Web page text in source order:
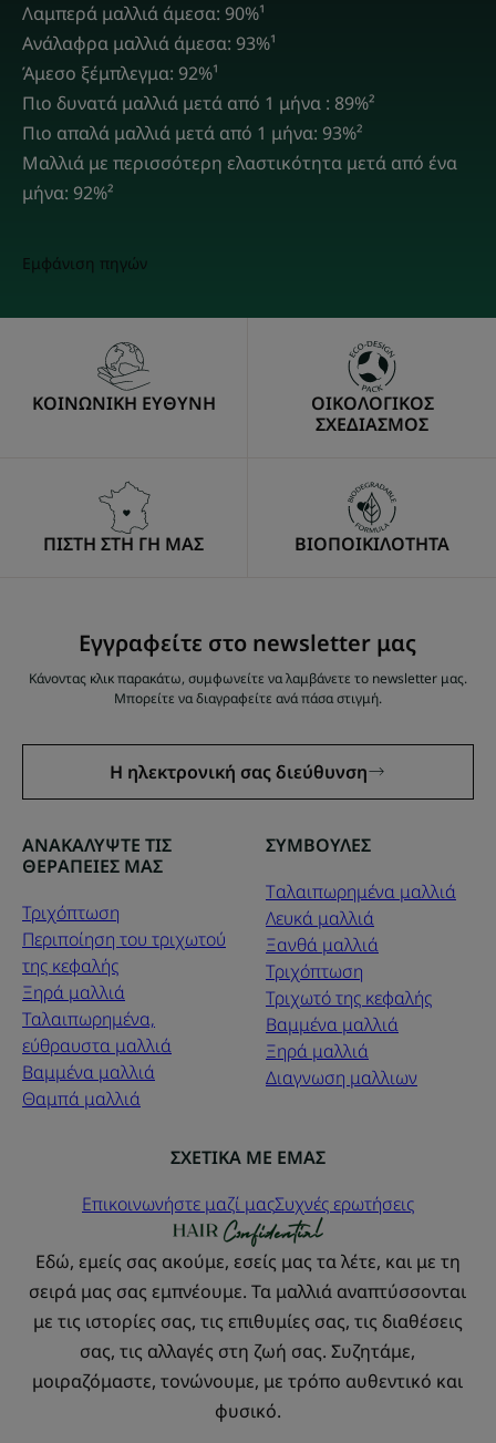
Λαμπερά μαλλιά άμεσα: 90%¹
Ανάλαφρα μαλλιά άμεσα: 93%¹
Άμεσο ξέμπλεγμα: 92%¹
Πιο δυνατά μαλλιά μετά από 1 μήνα : 89%²
Πιο απαλά μαλλιά μετά από 1 μήνα: 93%²
Μαλλιά με περισσότερη ελαστικότητα μετά από ένα
μήνα: 92%²
Εμφάνιση πηγών
ΚΟΙΝΩΝΙΚΗ ΕΥΘΥΝΗ
ΟΙΚΟΛΟΓΙΚΟΣ
ΣΧΕΔΙΑΣΜΟΣ
ΠΙΣΤΗ ΣΤΗ ΓΗ ΜΑΣ ΒΙΟΠΟΙΚΙΛΟΤΗΤΑ
Εγγραφείτε στο newsletter μας
Κάνοντας κλικ παρακάτω, συμφωνείτε να λαμβάνετε το newsletter μας.
Μπορείτε να διαγραφείτε ανά πάσα στιγμή.
Η ηλεκτρονική σας διεύθυνση
ΑΝΑΚΑΛΥΨΤΕ ΤΙΣ
ΘΕΡΑΠΕΙΕΣ ΜΑΣ
Τριχόπτωση
Περιποίηση του τριχωτού
της κεφαλής
Ξηρά μαλλιά
Ταλαιπωρημένα,
εύθραυστα μαλλιά
Βαμμένα μαλλιά
Θαμπά μαλλιά
ΣΥΜΒΟΥΛΕΣ
Tαλαιπωρημένα μαλλιά
Λευκά μαλλιά
Ξανθά μαλλιά
Τριχόπτωση
Τριχωτό της κεφαλής
Βαμμένα μαλλιά
Ξηρά μαλλιά
Διαγνωση μαλλιων
ΣΧΕΤΙΚΑ ΜΕ ΕΜΑΣ
Επικοινωνήστε μαζί μαςΣυχνές ερωτήσεις
Εδώ, εμείς σας ακούμε, εσείς μας τα λέτε, και με τη
σειρά μας σας εμπνέουμε. Τα μαλλιά αναπτύσσονται
με τις ιστορίες σας, τις επιθυμίες σας, τις διαθέσεις
σας, τις αλλαγές στη ζωή σας. Συζητάμε,
μοιραζόμαστε, τονώνουμε, με τρόπο αυθεντικό και
φυσικό.